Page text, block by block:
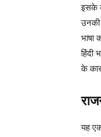
इसके
उनकी
हिंदी
के
यह